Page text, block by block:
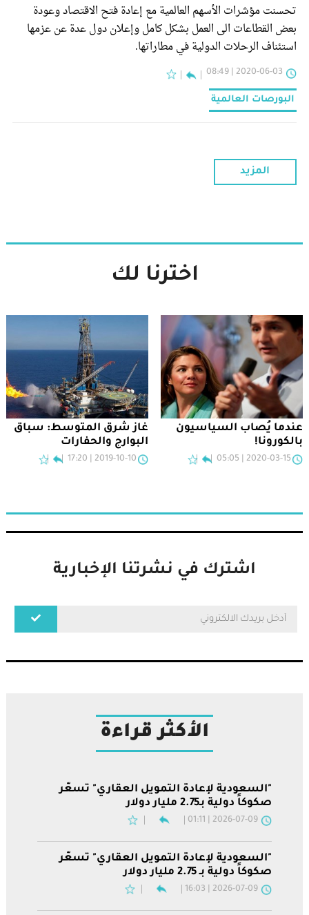
تحسنت مؤشرات الأسهم العالمية مع إعادة فتح الاقتصاد وعودة
بعض القطاعات الى العمل بشكل كامل وإعلان دول عدة عن عزمها
استئناف الرحلات الدولية في مطاراتها.
2020-06-03 | 08:49
البورصات العالمية
المزيد
اخترنا لك
عندما يُصاب السياسيون
بالكورونا!
2020-03-15 | 05:05
غاز شرق المتوسط: سباق
البوارج والحفارات
2019-10-10 | 17:20
اشترك في نشرتنا الإخبارية
الأكثر قراءة
"السعودية لإعادة التمويل العقاري" تسعّر
صكوكاً دولية بـ2.75 مليار دولار
2026-07-09 | 01:11
"السعودية لإعادة التمويل العقاري" تسعّر
صكوكاً دولية بـ 2.75 مليار دولار
2026-07-09 | 16:03